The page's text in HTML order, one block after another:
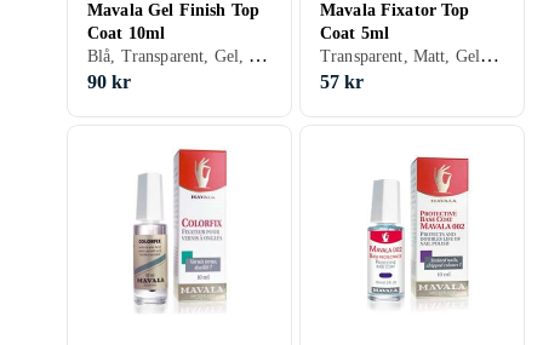
Mavala Gel Finish Top
Coat 10ml
Blå, Transparent, Gel, Nagellack
90 kr
Mavala Fixator Top
Coat 5ml
Transparent, Matt, Gel, Nagellack
57 kr